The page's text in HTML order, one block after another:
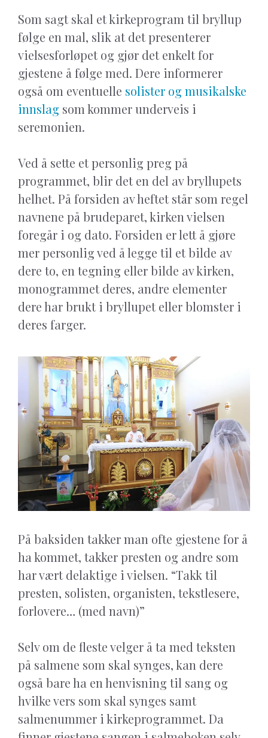
Som sagt skal et kirkeprogram til bryllup
følge en mal, slik at det presenterer
vielsesforløpet og gjør det enkelt for
gjestene å følge med. Dere informerer
også om eventuelle solister og musikalske
innslag som kommer underveis i
seremonien.
Ved å sette et personlig preg på
programmet, blir det en del av bryllupets
helhet. På forsiden av heftet står som regel
navnene på brudeparet, kirken vielsen
foregår i og dato. Forsiden er lett å gjøre
mer personlig ved å legge til et bilde av
dere to, en tegning eller bilde av kirken,
monogrammet deres, andre elementer
dere har brukt i bryllupet eller blomster i
deres farger.
På baksiden takker man ofte gjestene for å
ha kommet, takker presten og andre som
har vært delaktige i vielsen. “Takk til
presten, solisten, organisten, tekstlesere,
forlovere… (med navn)”
Selv om de fleste velger å ta med teksten
på salmene som skal synges, kan dere
også bare ha en henvisning til sang og
hvilke vers som skal synges samt
salmenummer i kirkeprogrammet. Da